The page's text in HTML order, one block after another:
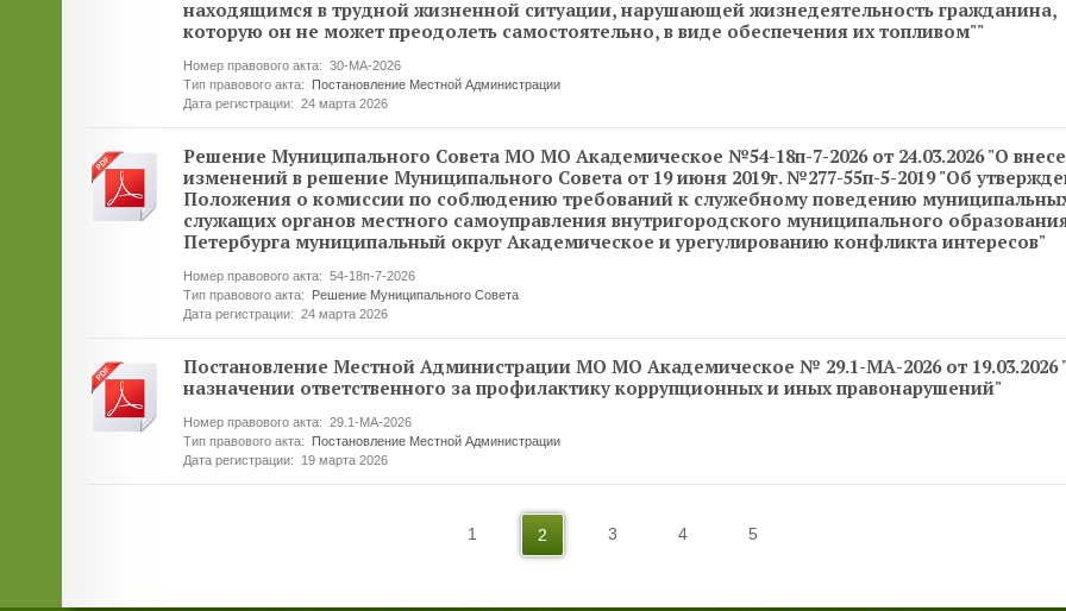
находящимся в трудной жизненной ситуации, нарушающей жизнедеятельность гражданина,
которую он не может преодолеть самостоятельно, в виде обеспечения их топливом""
Номер правового акта: 30-МА-2026
Тип правового акта:
Постановление Местной Администрации
Дата регистрации: 24 марта 2026
Решение Муниципального Совета МО МО Академическое №54-18п-7-2026 от 24.03.2026 "О
изменений в решение Муниципального Совета от 19 июня 2019г. №277-55п-5-2019 "Об
Положения о комиссии по соблюдению требований к служебному поведению
служащих органов местного самоуправления внутригородского муниципального
Петербурга муниципальный округ Академическое и урегулированию конфликта интересов"
Номер правового акта: 54-18п-7-2026
Тип правового акта:
Решение Муниципального Совета
Дата регистрации: 24 марта 2026
Постановление Местной Администрации МО МО Академическое № 29.1-МА-2026 от 19.03.2026
назначении ответственного за профилактику коррупционных и иных правонарушений"
Номер правового акта: 29.1-МА-2026
Тип правового акта:
Постановление Местной Администрации
Дата регистрации:
19 марта 2026
1 2 3 4 5